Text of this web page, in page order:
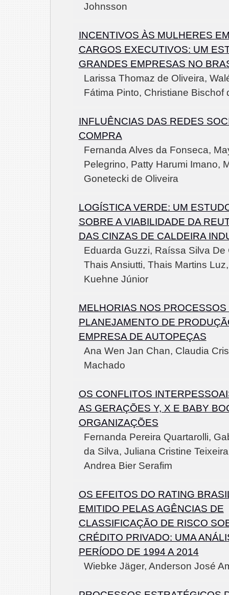
Johnsson
INCENTIVOS ÀS MULHERES
CARGOS EXECUTIVOS: UM
GRANDES EMPRESAS NO
Larissa Thomaz de Oliveira,
Fátima Pinto, Christiane Bischof
INFLUÊNCIAS DAS REDES
COMPRA
Fernanda Alves da Fonseca,
Pelegrino, Patty Harumi Imano,
Gonetecki de Oliveira
LOGÍSTICA VERDE: UM
SOBRE A VIABILIDADE DA
DAS CINZAS DE CALDEIRA
Eduarda Guzzi, Raíssa Silva De
Thais Ansiutti, Thais Martins
Kuehne Júnior
MELHORIAS NOS PROCESSOS
PLANEJAMENTO DE
EMPRESA DE AUTOPEÇAS
Ana Wen Jan Chan, Claudia
Machado
OS CONFLITOS
AS GERAÇÕES Y, X E BABY
ORGANIZAÇÕES
Fernanda Pereira Quartarolli,
da Silva, Juliana Cristine
Andrea Bier Serafim
OS EFEITOS DO RATING
EMITIDO PELAS AGÊNCIAS DE
CLASSIFICAÇÃO DE RISCO
CRÉDITO PRIVADO: UMA
PERÍODO DE 1994 A 2014
Wiebke Jäger, Anderson José